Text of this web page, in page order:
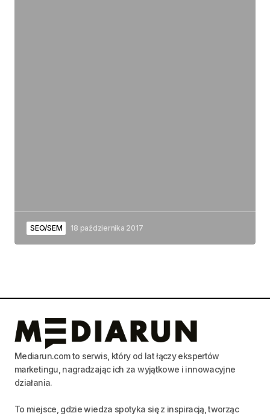
SEO/SEM 18 października 2017
Mediarun.com to serwis, który od lat łączy ekspertów
marketingu, nagradzając ich za wyjątkowe i innowacyjne
działania.
To miejsce, gdzie wiedza spotyka się z inspiracją, tworząc